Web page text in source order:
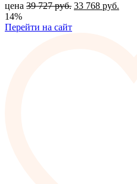
цена 39 727руб. 33 768 руб.
14%
Перейти на сайт